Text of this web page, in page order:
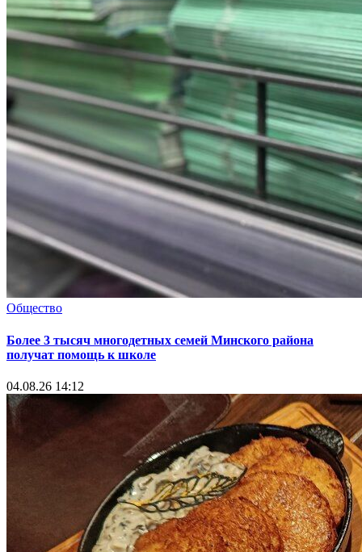
Общество
Более 3 тысяч многодетных семей Минского района
получат помощь к школе
04.08.26 14:12